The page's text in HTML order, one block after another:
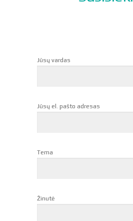
Jūsų vardas
Jūsų el. pašto adresas
Tema
Žinutė